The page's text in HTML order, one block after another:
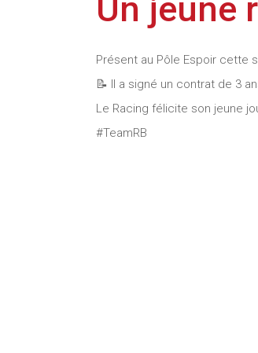
Un jeune
Présent au Pôle Espoir cette
📝 Il a signé un contrat de 3
Le Racing félicite son jeune
#TeamRB